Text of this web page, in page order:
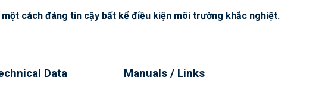
cách đáng tin cậy bất kể điều kiện môi trường khắc nghiệt.
Data Manuals / Links